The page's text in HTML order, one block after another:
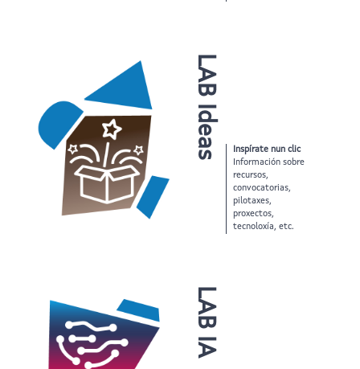
LAB Ideas
Inspírate nun clic
Información sobre
recursos,
convocatorias,
pilotaxes,
proxectos,
tecnoloxía, etc.
LAB IA